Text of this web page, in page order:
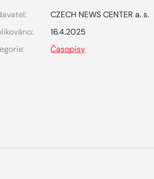
CZECH NEWS CENTER a. s.
16.4.2025
Časopisy